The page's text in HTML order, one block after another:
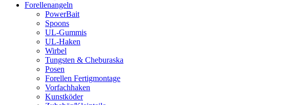
Forellenangeln
PowerBait
Spoons
UL-Gummis
UL-Haken
Wirbel
Tungsten & Cheburaska
Posen
Forellen Fertigmontage
Vorfachhaken
Kunstköder